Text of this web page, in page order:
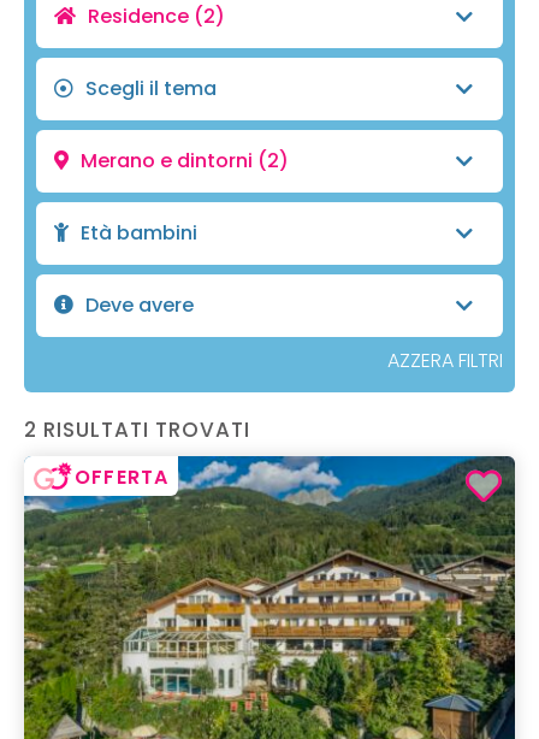
Residence (2)
Scegli il tema
Merano e dintorni (2)
Età bambini
Deve avere
AZZERA FILTRI
2 RISULTATI TROVATI
OFFERTA